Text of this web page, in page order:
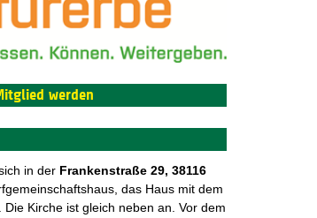
werden
in der Frankenstraße 29, 38116
das Haus mit dem
Kirche ist gleich neben an. Vor dem